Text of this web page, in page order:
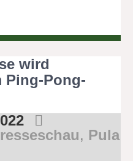
wird
Ping-Pong-
, Pula